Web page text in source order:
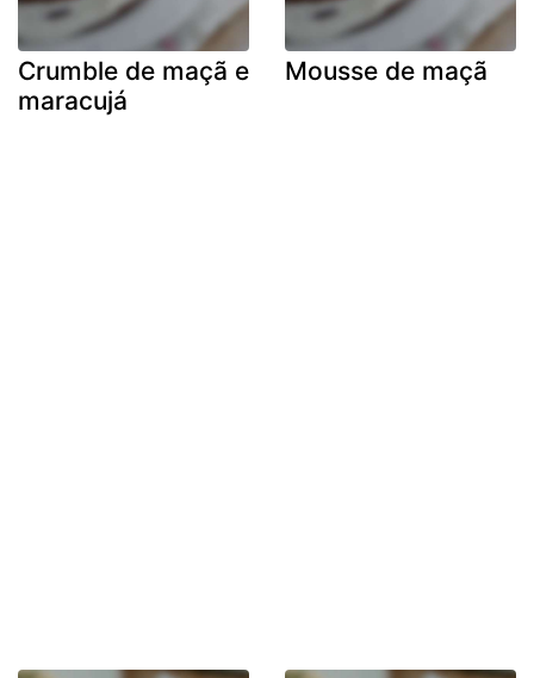
Crumble de maçã e
maracujá
Mousse de maçã